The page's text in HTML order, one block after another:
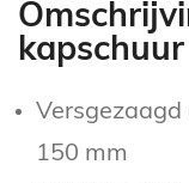
kapschuur
150 mm